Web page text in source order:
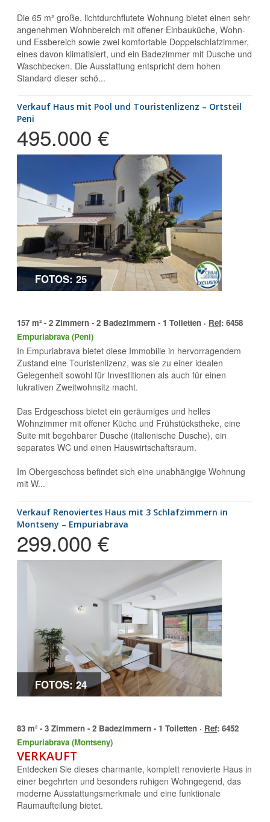
Die 65 m² große, lichtdurchflutete Wohnung bietet einen sehr
angenehmen Wohnbereich mit offener Einbauküche, Wohn-
und Essbereich sowie zwei komfortable Doppelschlafzimmer,
eines davon klimatisiert, und ein Badezimmer mit Dusche und
Waschbecken. Die Ausstattung entspricht dem hohen
Standard dieser schö...
Verkauf Haus mit Pool und Touristenlizenz – Ortsteil
Peni
495.000 €
FOTOS: 25
157 m² - 2 Zimmern - 2 Badezimmern - 1 Toiletten · Ref: 6458
Empuriabrava (Peni)
In Empuriabrava bietet diese Immobilie in hervorragendem
Zustand eine Touristenlizenz, was sie zu einer idealen
Gelegenheit sowohl für Investitionen als auch für einen
lukrativen Zweitwohnsitz macht.
Das Erdgeschoss bietet ein geräumiges und helles
Wohnzimmer mit offener Küche und Frühstückstheke, eine
Suite mit begehbarer Dusche (italienische Dusche), ein
separates WC und einen Hauswirtschaftsraum.
Im Obergeschoss befindet sich eine unabhängige Wohnung
mit W...
Verkauf Renoviertes Haus mit 3 Schlafzimmern in
Montseny – Empuriabrava
299.000 €
FOTOS: 24
83 m² - 3 Zimmern - 2 Badezimmern - 1 Toiletten · Ref: 6452
Empuriabrava (Montseny)
VERKAUFT
Entdecken Sie dieses charmante, komplett renovierte Haus in
einer begehrten und besonders ruhigen Wohngegend, das
moderne Ausstattungsmerkmale und eine funktionale
Raumaufteilung bietet.